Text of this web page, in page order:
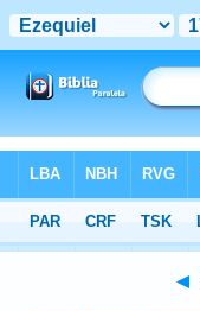
Hebrew> Ezekiel 17:7
◄